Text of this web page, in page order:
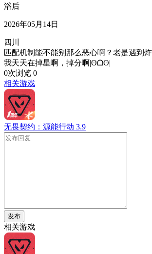
浴后
2026年05月14日
四川
匹配机制能不能别那么恶心啊？老是遇到
我天天在掉星啊，掉分啊|ʘᗝʘ|
0次浏览 0
相关游戏
无畏契约：源能行动 3.9
发布
相关游戏